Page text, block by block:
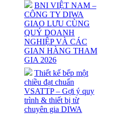
BNI VIỆT NAM –
CÔNG TY DIWA
GIAO LƯU CÙNG
QUÝ DOANH
NGHIỆP VÀ CÁC
GIAN HÀNG THAM
GIA 2026
Thiết kế bếp một
chiều đạt chuẩn
VSATTP – Gợi ý quy
trình & thiết bị từ
chuyên gia DIWA